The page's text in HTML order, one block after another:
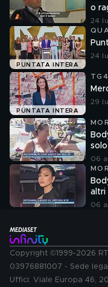
o
24
PUNTATA INTERA
24
PUNTATA INTERA
29
06
altri
06
Copyright ©1999-2026
03976881007 - Sede
Uffici: Viale Europa 46,